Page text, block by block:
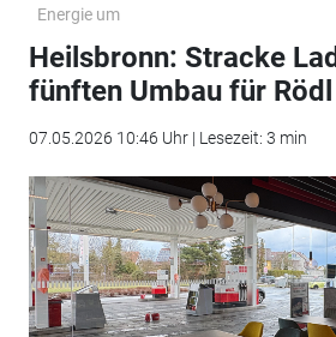
Energie um
Heilsbronn: Stracke
fünften Umbau für
07.05.2026 10:46 Uhr | Lesezeit: 3 min